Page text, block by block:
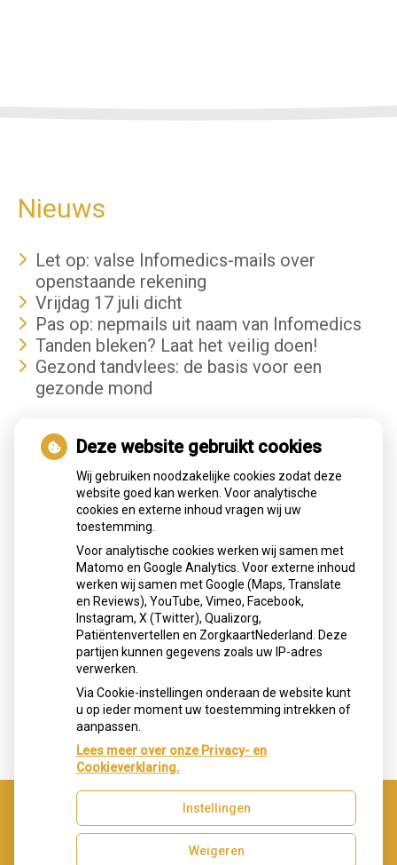
Nieuws
Let op: valse Infomedics-mails over
openstaande rekening
Vrijdag 17 juli dicht
Pas op: nepmails uit naam van Infomedics
Tanden bleken? Laat het veilig doen!
Gezond tandvlees: de basis voor een
gezonde mond
Hoe gezond is je mond?
Uw Zorg Online|Beheer
Deze website gebruikt cookies
Wij gebruiken noodzakelijke cookies zodat deze
website goed kan werken. Voor analytische
cookies en externe inhoud vragen wij uw
toestemming.
Voor analytische cookies werken wij samen met
Matomo en Google Analytics. Voor externe inhoud
werken wij samen met Google (Maps, Translate
en Reviews), YouTube, Vimeo, Facebook,
Instagram, X (Twitter), Qualizorg,
Patiëntenvertellen en ZorgkaartNederland. Deze
partijen kunnen gegevens zoals uw IP-adres
verwerken.
Via Cookie-instellingen onderaan de website kunt
u op ieder moment uw toestemming intrekken of
aanpassen.
Lees meer over onze Privacy- en
Cookieverklaring.
Instellingen
Weigeren